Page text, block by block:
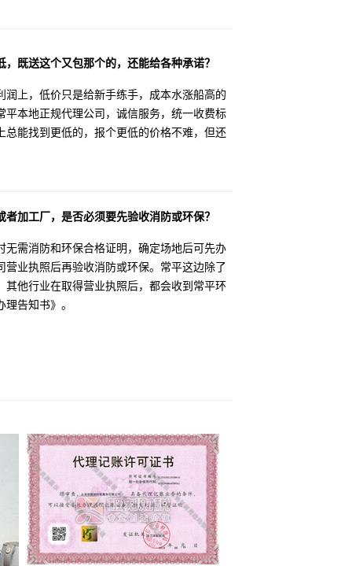
既送这个又包那个的，还能给各种承诺？
润上，低价只是给新手练手，成本水涨船高的
平本地正规代理公司，诚信服务，统一收费标
总能找到更低的，报个更低的价格不难，但还
加工厂，是否必须要先验收消防或环保？
无需消防和环保合格证明，确定场地后可先办
营业执照后再验收消防或环保。常平这边除了
其他行业在取得营业执照后，都会收到常平环
告知书》。